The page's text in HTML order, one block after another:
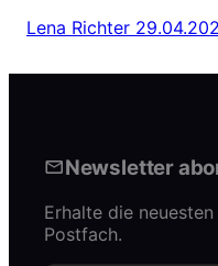
Lena Richter
Newsletter
Erhalte die
Postfach.